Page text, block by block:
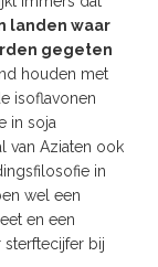
landen waar
gegeten
houden met
isoflavonen
in soja
van Aziaten ook
in
wel een
en een
sterftecijfer bij